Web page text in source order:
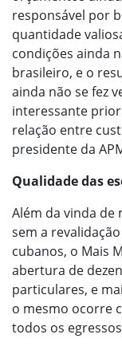
responsável por
quantidade
condições ainda
brasileiro, e o
ainda não se fez
interessante
relação entre
presidente da
Qualidade das
Além da vinda de
sem a
cubanos, o Mais
abertura de
particulares, e
o mesmo ocorre
todos os